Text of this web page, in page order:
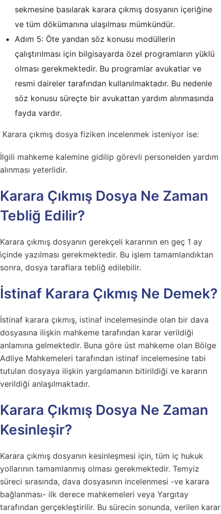
sekmesine basılarak karara çıkmış dosyanın içeriğine
ve tüm dökümanına ulaşılması mümkündür.
Adım 5: Öte yandan söz konusu modüllerin
çalıştırılması için bilgisayarda özel programların yüklü
olması gerekmektedir. Bu programlar avukatlar ve
resmi daireler tarafından kullanılmaktadır. Bu nedenle
söz konusu süreçte bir avukattan yardım alınmasında
fayda vardır.
Karara çıkmış dosya fiziken incelenmek isteniyor ise:
İlgili mahkeme kalemine gidilip görevli personelden yardım
alınması yeterlidir.
Karara Çıkmış Dosya Ne Zaman
Tebliğ Edilir?
Karara çıkmış dosyanın gerekçeli kararının en geç 1 ay
içinde yazılması gerekmektedir. Bu işlem tamamlandıktan
sonra, dosya taraflara tebliğ edilebilir.
İstinaf Karara Çıkmış Ne Demek?
İstinaf karara çıkmış, istinaf incelemesinde olan bir dava
dosyasına ilişkin mahkeme tarafından karar verildiği
anlamına gelmektedir. Buna göre üst mahkeme olan Bölge
Adliye Mahkemeleri tarafından istinaf incelemesine tabi
tutulan dosyaya ilişkin yargılamanın bitirildiği ve kararın
verildiği anlaşılmaktadır.
Karara Çıkmış Dosya Ne Zaman
Kesinleşir?
Karara çıkmış dosyanın kesinleşmesi için, tüm iç hukuk
yollarının tamamlanmış olması gerekmektedir. Temyiz
süreci sırasında, dava dosyasının incelenmesi -ve karara
bağlanması- ilk derece mahkemeleri veya Yargıtay
tarafından gerçekleştirilir. Bu sürecin sonunda, verilen karar